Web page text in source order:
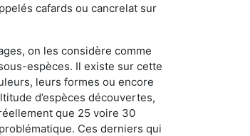
cafards ou cancrelat sur
on les considère comme
espèces. Il existe sur cette
leurs formes ou encore
d’espèces découvertes,
que 25 voire 30
Ces derniers qui